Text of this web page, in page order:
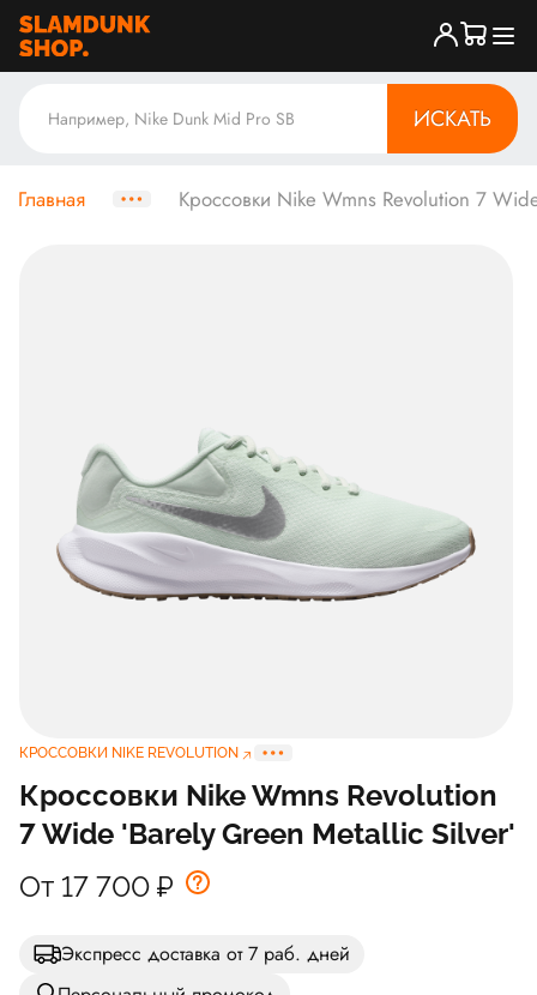
ИСКАТЬ
Главная Кроссовки Nike Wmns Revolution 7
КРОССОВКИ NIKE REVOLUTION
Кроссовки Nike Wmns Revolution
7 Wide 'Barely Green Metallic Silver'
От 17 700 ₽
Экспресс доставка от 7 раб. дней